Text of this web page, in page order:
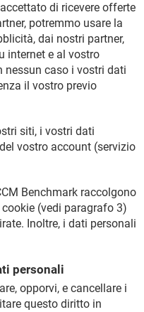
di ricevere offerte
potremmo usare la
dai nostri partner,
internet e al vostro
nessun caso i vostri dati
il vostro previo
siti, i vostri dati
vostro account (servizio
Benchmark raccolgono
(vedi paragrafo 3)
Inoltre, i dati personali
personali
opporvi, e cancellare i
questo diritto in